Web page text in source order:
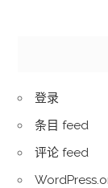
登录
条目 feed
评论 feed